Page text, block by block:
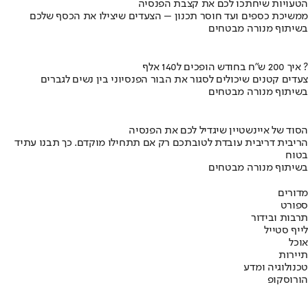
הטעויות שיחתכו לכם את קצבת הפנסיה
ממשיכת כספים ועד חוסר תכנון – הצעדים שיצילו את הכסף שלכם
בשיתוף מנורה מבטחים
איך 200 ש"ח בחודש הופכים ל140 אלף ?
צעדים קטנים שיכולים לסגור את הבור הפנסיוני בין נשים לגברים
בשיתוף מנורה מבטחים
הסוד של איינשטיין שיגדיל לכם את הפנסיה
הריבית דריבית עובדת לטובתכם רק אם תתחילו מוקדם. כך תבנו עתיד
בטוח
בשיתוף מנורה מבטחים
מדורים
ספורט
תרבות ובידור
לייף סטייל
אוכל
תיירות
טכנולוגיה ומדע
הורוסקופ